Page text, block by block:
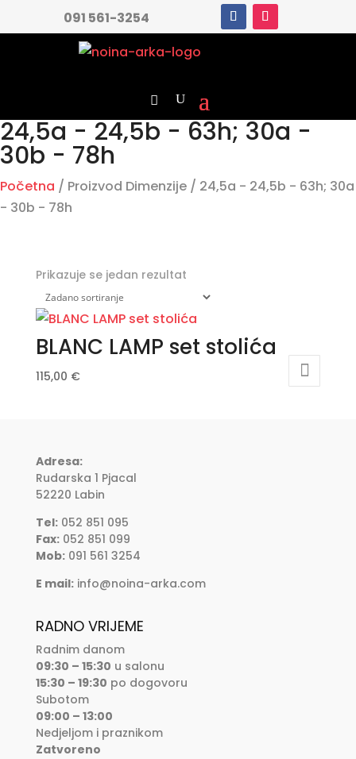
091 561-3254
24,5a - 24,5b - 63h; 30a -
30b - 78h
Početna / Proizvod Dimenzije / 24,5a - 24,5b - 63h; 30a
- 30b - 78h
Prikazuje se jedan rezultat
BLANC LAMP set stolića
115,00 €
Adresa:
Rudarska 1 Pjacal
52220 Labin
Tel:052 851 095
Fax:052 851 099
Mob:091 561 3254
E mail: info@noina-arka.com
RADNO VRIJEME
Radnim danom
09:30 – 15:30 u salonu
15:30 – 19:30 po dogovoru
Subotom
09:00 – 13:00
Nedjeljom i praznikom
Zatvoreno